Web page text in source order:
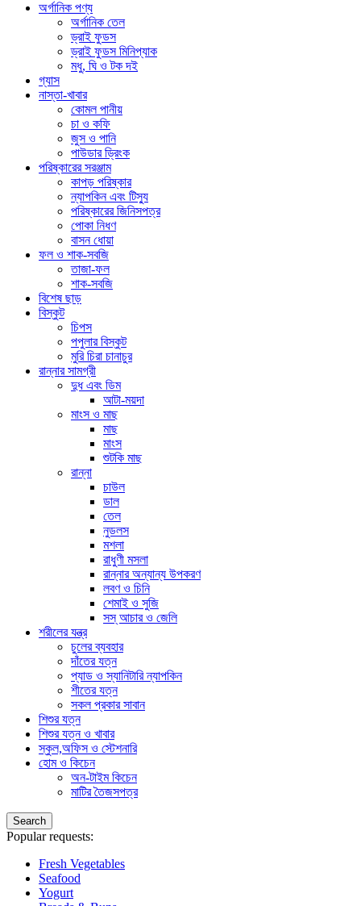
অর্গানিক পণ্য
অর্গানিক তেল
ড্রাই ফুডস
ড্রাই ফুডস মিনিপ্যাক
মধু, ঘি ও টক দই
গ্যাস
নাস্তা-খাবার
কোমল পানীয়
চা ও কফি
জুস ও পানি
পাউডার ড্রিংক
পরিষ্কারের সরঞ্জাম
কাপড় পরিষ্কার
ন্যাপকিন এবং টিস্যু
পরিষ্কারের জিনিসপত্র
পোকা নিধণ
বাসন ধোয়া
ফল ও শাক-সবজি
তাজা-ফল
শাক-সবজি
বিশেষ ছাড়
বিস্কুট
চিপস
পপুলার বিস্কুট
মুরি চিরা চানাচুর
রান্নার সামগ্রী
দুধ এবং ডিম
আটা-ময়দা
মাংস ও মাছ
মাছ
মাংস
শুটকি মাছ
রান্না
চাউল
ডাল
তেল
নুডলস
মশলা
রাধুণী মসলা
রান্নার অন্যান্য উপকরণ
লবণ ও চিনি
শেমাই ও সুজি
সস্ আচার ও জেলি
শরীলের যন্ত্র
চুলের ব্যবহার
দাঁতের যত্ন
প্যাড ও স্যানিটারি ন্যাপকিন
শীতের যত্ন
সকল প্রকার সাবান
শিশুর যত্ন
শিশুর যত্ন ও খাবার
স্কুল,অফিস ও স্টেশনারি
হোম ও কিচেন
অন-টাইম কিচেন
মাটির তৈজসপত্র
Search
Popular requests:
Fresh Vegetables
Seafood
Yogurt